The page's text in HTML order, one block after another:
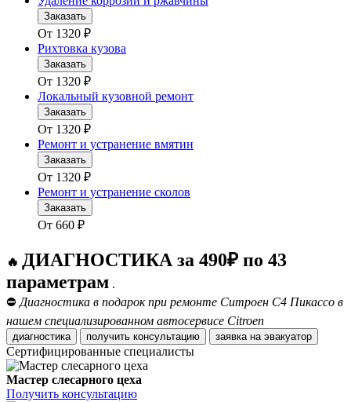
Заказать
От 1320 ₽
Рихтовка кузова
Заказать
От 1320 ₽
Локальный кузовной ремонт
Заказать
От 1320 ₽
Ремонт и устранение вмятин
Заказать
От 1320 ₽
Ремонт и устранение сколов
Заказать
От 660 ₽
🔥 ДИАГНОСТИКА за 490₽ по 43
параметрам .
⛔ Диагностика в подарок при ремонте Ситроен С4 Пикассо в
нашем специализированном автосервисе Citroen
диагностика получить консультацию заявка на эвакуатор
Сертифицированные специалисты
Мастер слесарного цеха
Получить консультацию